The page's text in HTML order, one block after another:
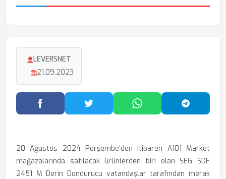
LEVERSNET
21.09.2023
Facebook'ta PaylaşTwitter'da PaylaşWhatsApp'ta Paylaş
20 Ağustos 2024 Perşembe’den itibaren A101 Market
mağazalarında satılacak ürünlerden biri olan SEG SDF
2451 M Derin Dondurucu vatandaşlar tarafından merak